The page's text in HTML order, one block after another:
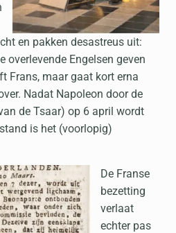
en pakken desastreus uit:
overlevende Engelsen geven
Frans, maar gaat kort erna
Nadat Napoleon door de
de Tsaar) op 6 april wordt
is het (voorlopig)
De Franse
bezetting
verlaat
echter pas